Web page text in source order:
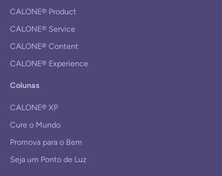
CALONE® Product
CALONE® Service
CALONE® Content
CALONE® Experience
Colunas
CALONE® XP
Cure o Mundo
Promova para o Bem
Seja um Ponto de Luz